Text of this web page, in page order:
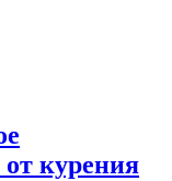
от курения